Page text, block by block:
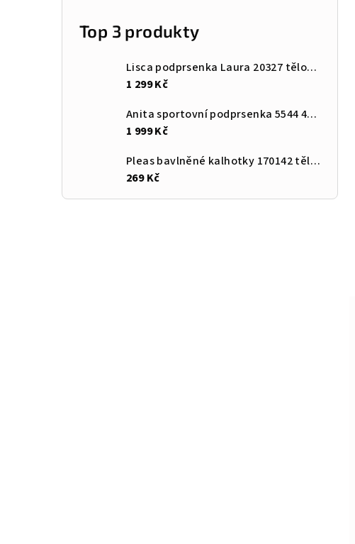
Top 3 produkty
Lisca podprsenka Laura 20327 tělová VK
1 299 Kč
Anita sportovní podprsenka 5544 408 šedá
1 999 Kč
Pleas bavlněné kalhotky 170142 tělová
269 Kč